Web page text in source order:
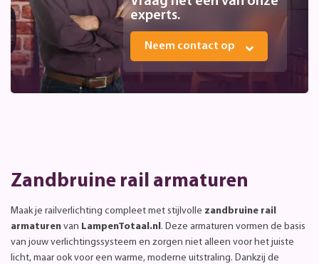
experts.
Neem contact op
Zandbruine rail armaturen
Maak je railverlichting compleet met stijlvolle zandbruine rail
armaturen van LampenTotaal.nl . Deze armaturen vormen de basis
van jouw verlichtingssysteem en zorgen niet alleen voor het juiste
licht, maar ook voor een warme, moderne uitstraling. Dankzij de